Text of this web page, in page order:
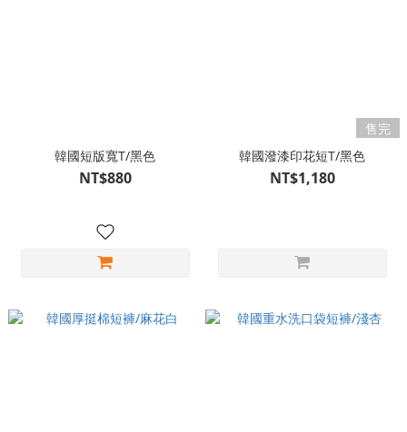
韓國短版寬T/黑色
NT$880
售完
韓國潑漆印花短T/黑色
NT$1,180